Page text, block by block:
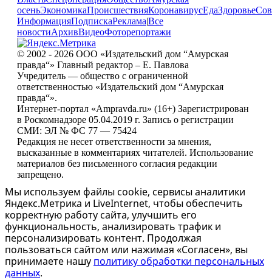
осеньЭкономикаПроисшествияКоронавирусЕдаЗдоровье
ИнформацияПодпискаРеклама|Все
новостиАрхивВидеоФоторепортажи
© 2002 - 2026 ООО «Издательский дом “Амурская
правда“» Главный редактор – Е. Павлова
Учредитель — общество с ограниченной
ответственностью «Издательский дом “Амурская
правда“».
Интернет-портал «Ampravda.ru» (16+) Зарегистрирован
в Роскомнадзоре 05.04.2019 г. Запись о регистрации
СМИ: ЭЛ № ФС 77 — 75424
Редакция не несет ответственности за мнения,
высказанные в комментариях читателей. Использование
материалов без письменного согласия редакции
запрещено.
Мы используем файлы cookie, сервисы аналитики
Яндекс.Метрика и LiveInternet, чтобы обеспечить
корректную работу сайта, улучшить его
функциональность, анализировать трафик и
персонализировать контент. Продолжая
пользоваться сайтом или нажимая «Согласен», вы
принимаете нашу политику обработки персональных
данных.